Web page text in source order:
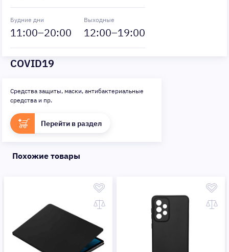
Будние дни
11:00–20:00
Выходные
12:00–19:00
COVID19
Средства защиты, маски, антибактериальные
средства и пр.
Перейти в раздел
Похожие товары